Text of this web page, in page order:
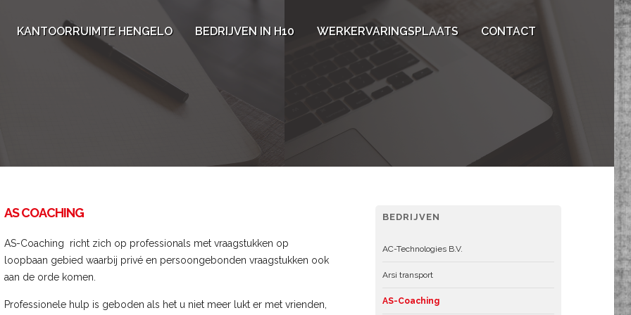
KANTOORRUIMTE HENGELO BEDRIJVEN IN H10 WERKERVARINGSPLAATS CONTACT
AS COACHING
AS-Coaching richt zich op professionals met vraagstukken op
loopbaan gebied waarbij privé en persoongebonden vraagstukken ook
aan de orde komen.
Professionele hulp is geboden als het u niet meer lukt er met vrienden,
BEDRIJVEN
AC-Technologies B.V.
Arsi transport
AS-Coaching